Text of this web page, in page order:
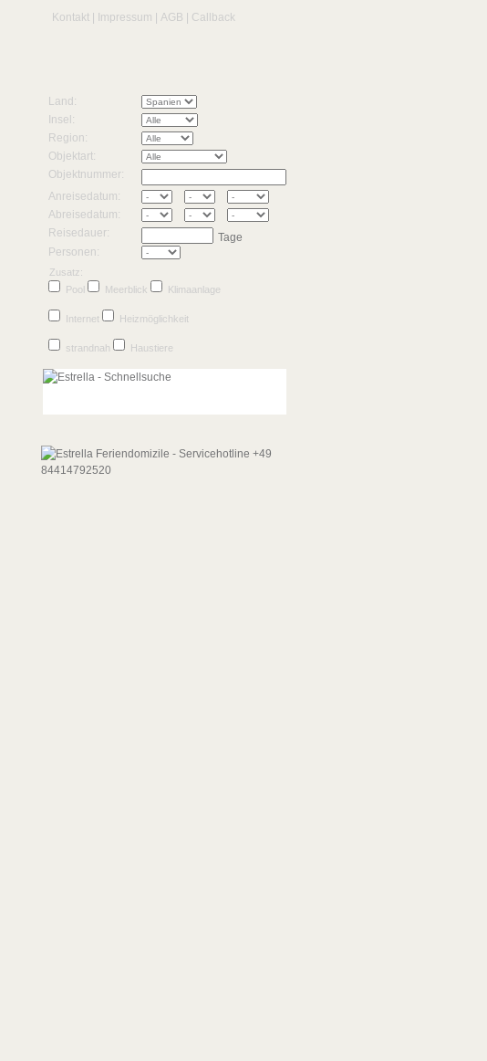
Kontakt Impressum AGB Callback
Land:
Insel:
Region:
Objektart:
Objektnummer:
Anreisedatum:
Abreisedatum:
Reisedauer:
Tage
Personen:
Zusatz:
Pool
Meerblick Klimaanlage
Internet Heizmöglichkeit
strandnah Haustiere